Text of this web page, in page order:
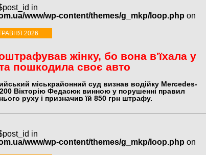
in
www/wp-content/themes/g_mkp/loop.php on
2026
жінку, бо вона в'їхала у
пошкодила своє авто
міськрайонний суд визнав водійку Mercedes-
Вікторію Федасюк винною у порушенні правил
руху і призначив їй 850 грн штрафу.
in
www/wp-content/themes/g_mkp/loop.php on